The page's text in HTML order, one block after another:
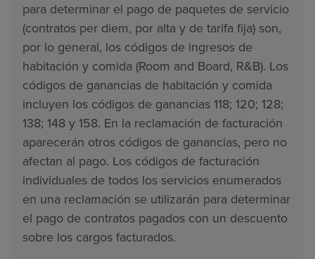
para determinar el pago de paquetes de servicio
(contratos per diem, por alta y de tarifa fija) son,
por lo general, los códigos de ingresos de
habitación y comida (Room and Board, R&B). Los
códigos de ganancias de habitación y comida
incluyen los códigos de ganancias 118; 120; 128;
138; 148 y 158. En la reclamación de facturación
aparecerán otros códigos de ganancias, pero no
afectan al pago. Los códigos de facturación
individuales de todos los servicios enumerados
en una reclamación se utilizarán para determinar
el pago de contratos pagados con un descuento
sobre los cargos facturados.